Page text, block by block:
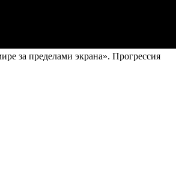
за пределами экрана». Прогрессия